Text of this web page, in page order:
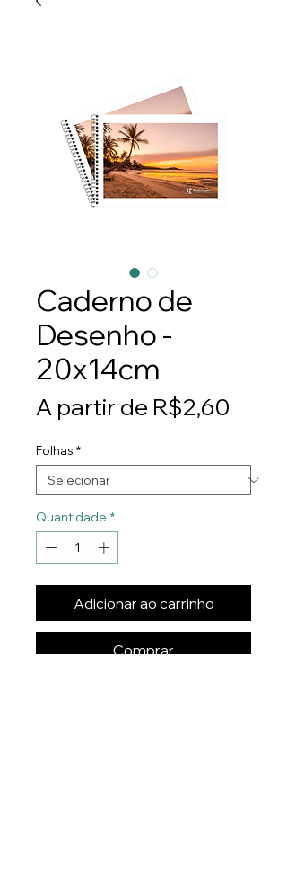
Caderno de
Desenho -
20x14cm
A partir de R$2,60
Folhas *
Quantidade *
Adicionar ao carrinho
Comprar